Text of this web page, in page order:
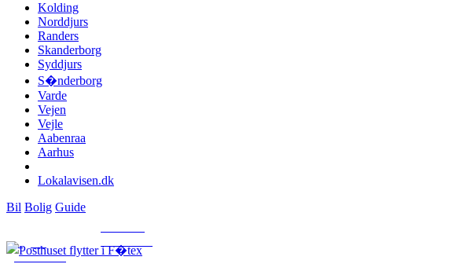
Kolding
Norddjurs
Randers
Skanderborg
Syddjurs
S�nderborg
Varde
Vejen
Vejle
Aabenraa
Aarhus
Lokalavisen.dk
Bil Bolig Guide
Ugens
annoncer